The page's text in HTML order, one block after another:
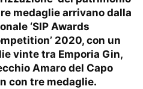
medaglie arrivano dalla
‘SIP Awards
2020, con un
vinte tra Emporia Gin,
Amaro del Capo
con tre medaglie.